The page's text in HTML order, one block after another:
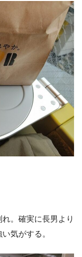
。確実に長男より
気がする。